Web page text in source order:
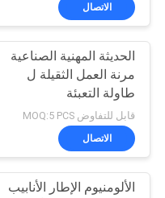
الاتصال
الحديثة المهنية الصناعية
مرنة العمل الثقيلة ل
طاولة التعبئة
قابل للتفاوض MOQ:5 PCS
الاتصال
الألومنيوم الإطار الأنابيب